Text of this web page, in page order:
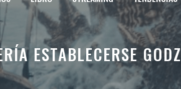
ESTABLECERSE